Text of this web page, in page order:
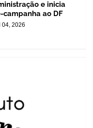
e inicia
campanha ao DF
04, 2026